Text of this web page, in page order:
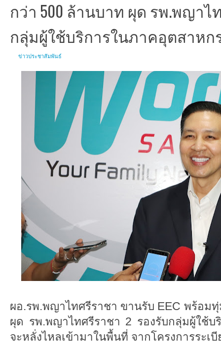
กว่า 500 ล้านบาท ผุด รพ.พญาไ
กลุ่มผู้ใช้บริการในภาคอุตสาหก
ข่าวประชาสัมพันธ์
ผอ.รพ.พญาไทศรีราชา ขานรับ EEC พร้อม
ผุด รพ.พญาไทศรีราชา 2 รองรับกลุ่มผู้ใช้บ
จะหลั่งไหลเข้ามาในพื้นที่ จากโครงการระเ